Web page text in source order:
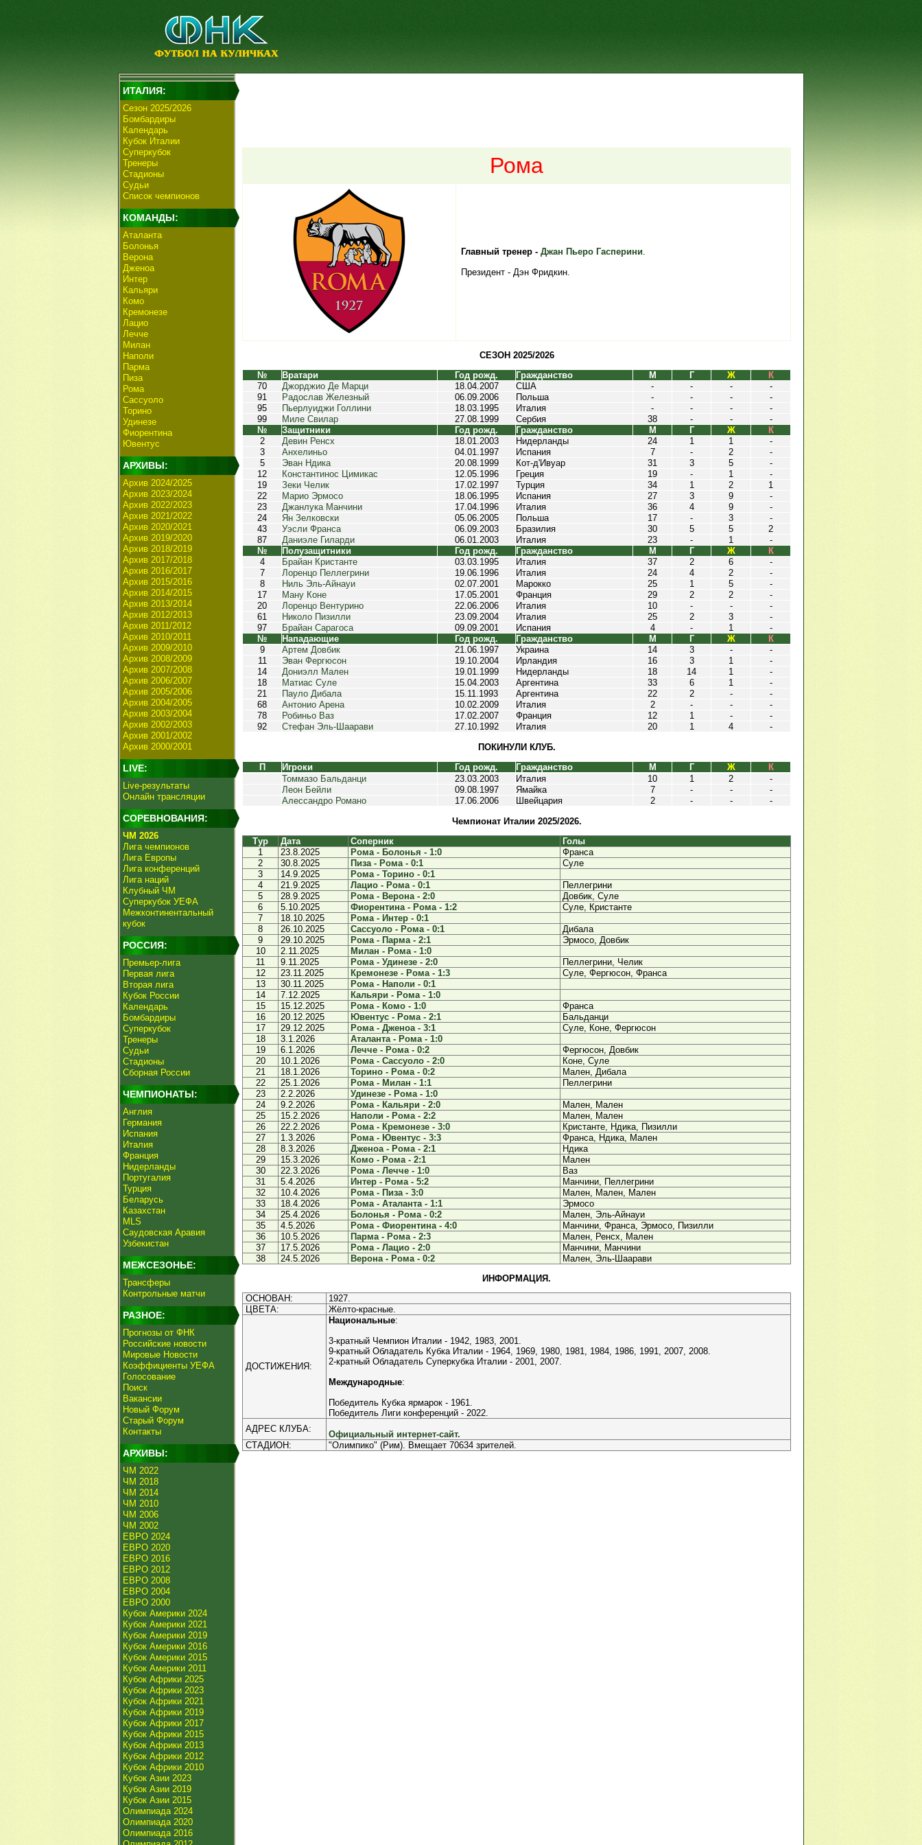
ИТАЛИЯ:
Сезон 2025/2026
Бомбардиры
Календарь
Кубок Италии
Суперкубок
Тренеры
Стадионы
Судьи
Список чемпионов
КОМАНДЫ:
Аталанта
Болонья
Верона
Дженоа
Интер
Кальяри
Комо
Кремонезе
Лацио
Лечче
Милан
Наполи
Парма
Пиза
Рома
Сассуоло
Торино
Удинезе
Фиорентина
Ювентус
АРХИВЫ:
Архив 2024/2025
Архив 2023/2024
Архив 2022/2023
Архив 2021/2022
Архив 2020/2021
Архив 2019/2020
Архив 2018/2019
Архив 2017/2018
Архив 2016/2017
Архив 2015/2016
Архив 2014/2015
Архив 2013/2014
Архив 2012/2013
Архив 2011/2012
Архив 2010/2011
Архив 2009/2010
Архив 2008/2009
Архив 2007/2008
Архив 2006/2007
Архив 2005/2006
Архив 2004/2005
Архив 2003/2004
Архив 2002/2003
Архив 2001/2002
Архив 2000/2001
LIVE:
Live-результаты
Онлайн трансляции
СОРЕВНОВАНИЯ:
ЧМ 2026
Лига чемпионов
Лига Европы
Лига конференций
Лига наций
Клубный ЧМ
Суперкубок УЕФА
Межконтинентальный
кубок
РОССИЯ:
Премьер-лига
Первая лига
Вторая лига
Кубок России
Календарь
Бомбардиры
Суперкубок
Тренеры
Судьи
Стадионы
Сборная России
ЧЕМПИОНАТЫ:
Англия
Германия
Испания
Италия
Франция
Нидерланды
Португалия
Турция
Беларусь
Казахстан
MLS
Саудовская Аравия
Узбекистан
МЕЖСЕЗОНЬЕ:
Трансферы
Контрольные матчи
РАЗНОЕ:
Прогнозы от ФНК
Российские новости
Мировые Новости
Коэффициенты УЕФА
Голосование
Поиск
Вакансии
Новый Форум
Старый Форум
Контакты
АРХИВЫ:
ЧМ 2022
ЧМ 2018
ЧМ 2014
ЧМ 2010
ЧМ 2006
ЧМ 2002
ЕВРО 2024
ЕВРО 2020
ЕВРО 2016
ЕВРО 2012
ЕВРО 2008
ЕВРО 2004
ЕВРО 2000
Кубок Америки 2024
Кубок Америки 2021
Кубок Америки 2019
Кубок Америки 2016
Кубок Америки 2015
Кубок Америки 2011
Кубок Африки 2025
Кубок Африки 2023
Кубок Африки 2021
Кубок Африки 2019
Кубок Африки 2017
Кубок Африки 2015
Кубок Африки 2013
Кубок Африки 2012
Кубок Африки 2010
Кубок Азии 2023
Кубок Азии 2019
Кубок Азии 2015
Олимпиада 2024
Олимпиада 2020
Олимпиада 2016
Рома
Главный тренер - Джан Пьеро Гасперини.
Президент - Дэн Фридкин.
СЕЗОН 2025/2026
№
Вратари Год рожд. Гражданство М Г Ж
К
70
Джорджио Де Марци 18.04.2007 США - - -
-
91
Радослав Железный 06.09.2006 Польша - - -
-
95
Пьерлуиджи Голлини 18.03.1995 Италия - - -
-
99
Миле Свилар 27.08.1999 Сербия 38 - -
-
№
Защитники Год рожд. Гражданство М Г Ж
К
2
Девин Ренсх 18.01.2003 Нидерланды 24 1 1
-
3
Анхелиньо 04.01.1997 Испания 7 - 2
-
5
Эван Ндика 20.08.1999 Кот-д'Ивуар 31 3 5
-
12
Константинос Цимикас 12.05.1996 Греция 19 - 1
-
19
Зеки Челик 17.02.1997 Турция 34 1 2
1
22
Марио Эрмосо 18.06.1995 Испания 27 3 9
-
23
Джанлука Манчини 17.04.1996 Италия 36 4 9
-
24
Ян Зелковски 05.06.2005 Польша 17 - 3
-
43
Уэсли Франса 06.09.2003 Бразилия 30 5 5
2
87
Даниэле Гиларди 06.01.2003 Италия 23 - 1
-
№
Полузащитники Год рожд. Гражданство М Г Ж
К
4
Брайан Кристанте 03.03.1995 Италия 37 2 6
-
7
Лоренцо Пеллегрини 19.06.1996 Италия 24 4 2
-
8
Ниль Эль-Айнауи 02.07.2001 Марокко 25 1 5
-
17
Ману Коне 17.05.2001 Франция 29 2 2
-
20
Лоренцо Вентурино 22.06.2006 Италия 10 - -
-
61
Николо Пизилли 23.09.2004 Италия 25 2 3
-
97
Брайан Сарагоса 09.09.2001 Испания 4 - 1
-
№
Нападающие Год рожд. Гражданство М Г Ж
К
9
Артем Довбик 21.06.1997 Украина 14 3 -
-
11
Эван Фергюсон 19.10.2004 Ирландия 16 3 1
-
14
Дониэлл Мален 19.01.1999 Нидерланды 18 14 1
-
18
Матиас Суле 15.04.2003 Аргентина 33 6 1
-
21
Пауло Дибала 15.11.1993 Аргентина 22 2 -
-
68
Антонио Арена 10.02.2009 Италия 2 - -
-
78
Робиньо Ваз 17.02.2007 Франция 12 1 -
-
92
Стефан Эль-Шаарави 27.10.1992 Италия 20 1 4
-
ПОКИНУЛИ КЛУБ.
П
Игроки Год рожд. Гражданство М Г Ж
К
Томмазо Бальданци
23.03.2003 Италия 10 1 2
-
Леон Бейли
09.08.1997 Ямайка 7 - -
-
Алессандро Романо
17.06.2006 Швейцария 2 - -
-
Чемпионат Италии 2025/2026.
Тур
Дата Соперник
Голы
1
23.8.2025 Рома - Болонья - 1:0
Франса
2
30.8.2025 Пиза - Рома - 0:1
Суле
3
14.9.2025
Рома - Торино - 0:1
4
21.9.2025 Лацио - Рома - 0:1
Пеллегрини
5
28.9.2025 Рома - Верона - 2:0
Довбик, Суле
6
5.10.2025 Фиорентина - Рома - 1:2
Суле, Кристанте
7
18.10.2025
Рома - Интер - 0:1
8
26.10.2025 Сассуоло - Рома - 0:1
Дибала
9
29.10.2025 Рома - Парма - 2:1
Эрмосо, Довбик
10
2.11.2025
Милан - Рома - 1:0
11
9.11.2025 Рома - Удинезе - 2:0
Пеллегрини, Челик
12
23.11.2025 Кремонезе - Рома - 1:3
Суле, Фергюсон, Франса
13
30.11.2025
Рома - Наполи - 0:1
14
7.12.2025
Кальяри - Рома - 1:0
15
15.12.2025 Рома - Комо - 1:0
Франса
16
20.12.2025 Ювентус - Рома - 2:1
Бальданци
17
29.12.2025 Рома - Дженоа - 3:1
Суле, Коне, Фергюсон
18
3.1.2026
Аталанта - Рома - 1:0
19
6.1.2026 Лечче - Рома - 0:2
Фергюсон, Довбик
20
10.1.2026 Рома - Сассуоло - 2:0
Коне, Суле
21
18.1.2026 Торино - Рома - 0:2
Мален, Дибала
22
25.1.2026 Рома - Милан - 1:1
Пеллегрини
23
2.2.2026
Удинезе - Рома - 1:0
24
9.2.2026 Рома - Кальяри - 2:0
Мален, Мален
25
15.2.2026 Наполи - Рома - 2:2
Мален, Мален
26
22.2.2026 Рома - Кремонезе - 3:0
Кристанте, Ндика, Пизилли
27
1.3.2026 Рома - Ювентус - 3:3
Франса, Ндика, Мален
28
8.3.2026 Дженоа - Рома - 2:1
Ндика
29
15.3.2026 Комо - Рома - 2:1
Мален
30
22.3.2026 Рома - Лечче - 1:0
Ваз
31
5.4.2026 Интер - Рома - 5:2
Манчини, Пеллегрини
32
10.4.2026 Рома - Пиза - 3:0
Мален, Мален, Мален
33
18.4.2026 Рома - Аталанта - 1:1
Эрмосо
34
25.4.2026 Болонья - Рома - 0:2
Мален, Эль-Айнауи
35
4.5.2026 Рома - Фиорентина - 4:0
Манчини, Франса, Эрмосо, Пизилли
36
10.5.2026 Парма - Рома - 2:3
Мален, Ренсх, Мален
37
17.5.2026 Рома - Лацио - 2:0
Манчини, Манчини
38
24.5.2026 Верона - Рома - 0:2
Мален, Эль-Шаарави
ИНФОРМАЦИЯ.
ОСНОВАН:
1927.
ЦВЕТА:
Жёлто-красные.
ДОСТИЖЕНИЯ:
Национальные:
3-кратный Чемпион Италии - 1942, 1983, 2001.
9-кратный Обладатель Кубка Италии - 1964, 1969, 1980, 1981, 1984, 1986, 1991, 2007, 2008.
2-кратный Обладатель Суперкубка Италии - 2001, 2007.
Международные:
Победитель Кубка ярмарок - 1961.
Победитель Лиги конференций - 2022.
АДРЕС КЛУБА:
Официальный интернет-сайт.
СТАДИОН:
"Олимпико" (Рим). Вмещает 70634 зрителей.